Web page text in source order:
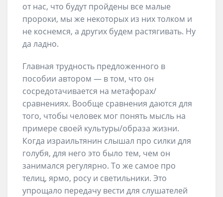
от нас, что будут пройдены все малые
пророки, мы же некоторых из них толком и
не коснемся, а других будем растягивать. Ну
да ладно.
Главная трудность предложенного в
пособии автором — в том, что он
сосредотачивается на метафорах/
сравнениях. Вообще сравнения даются для
того, чтобы человек мог понять мысль на
примере своей культуры/образа жизни.
Когда израильтянин слышал про силки для
голубя, для него это было тем, чем он
занимался регулярно. То же самое про
телиц, ярмо, росу и светильники. Это
упрощало передачу вести для слушателей